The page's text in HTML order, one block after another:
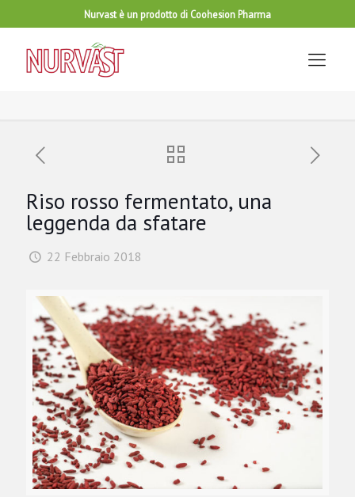
Nurvast è un prodotto di Coohesion Pharma
Riso rosso fermentato, una
leggenda da sfatare
22 Febbraio 2018